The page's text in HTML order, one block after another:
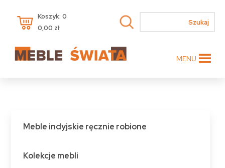
Koszyk: 0
0,00 zł
MENU
Meble indyjskie ręcznie robione
Kolekcje mebli